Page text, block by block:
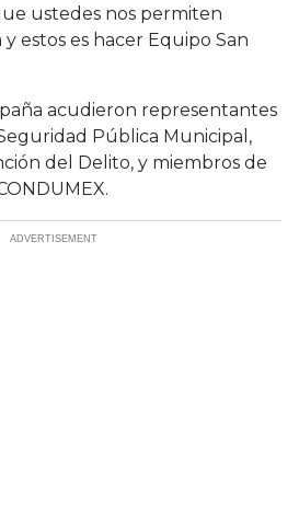
ustedes nos permiten
estos es hacer Equipo San
acudieron representantes
Pública Municipal,
del Delito, y miembros de